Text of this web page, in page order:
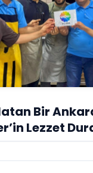
Bir
Lezzet